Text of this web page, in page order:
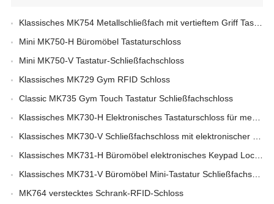
Klassisches MK754 Metallschließfach mit vertieftem Griff Tastaturschloss
Mini MK750-H Büromöbel Tastaturschloss
Mini MK750-V Tastatur-Schließfachschloss
Klassisches MK729 Gym RFID Schloss
Classic MK735 Gym Touch Tastatur Schließfachschloss
Klassisches MK730-H Elektronisches Tastaturschloss für medizinische Wagen
Klassisches MK730-V Schließfachschloss mit elektronischer Tastatur
Klassisches MK731-H Büromöbel elektronisches Keypad Locker Schloss
Klassisches MK731-V Büromöbel Mini-Tastatur Schließfachschloss
MK764 verstecktes Schrank-RFID-Schloss